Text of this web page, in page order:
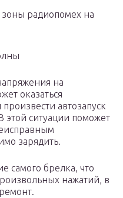
радиопомех на
на
оказаться
автозапуск
этой ситуации поможет
зарядить.
самого брелка, что
нажатий, в